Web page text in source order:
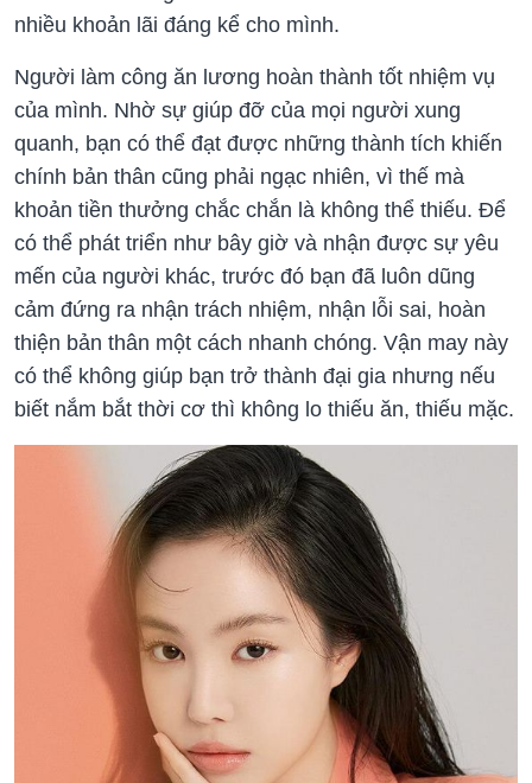
nhiều khoản lãi đáng kể cho mình.
Người làm công ăn lương hoàn thành tốt nhiệm vụ
của mình. Nhờ sự giúp đỡ của mọi người xung
quanh, bạn có thể đạt được những thành tích khiến
chính bản thân cũng phải ngạc nhiên, vì thế mà
khoản tiền thưởng chắc chắn là không thể thiếu. Để
có thể phát triển như bây giờ và nhận được sự yêu
mến của người khác, trước đó bạn đã luôn dũng
cảm đứng ra nhận trách nhiệm, nhận lỗi sai, hoàn
thiện bản thân một cách nhanh chóng. Vận may này
có thể không giúp bạn trở thành đại gia nhưng nếu
biết nắm bắt thời cơ thì không lo thiếu ăn, thiếu mặc.